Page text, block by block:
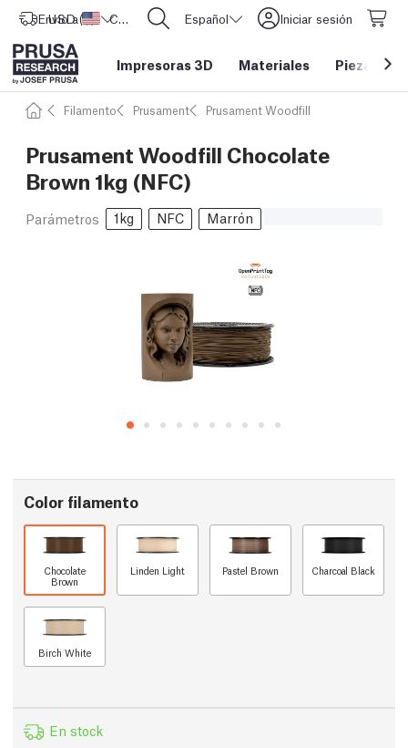
Envío a Estados Unidos
USD ($) CORE One L: ¡Ya disponible! Español Iniciar sesión
Impresoras 3D Materiales Piezas y
Filamento Prusament Prusament Woodfill
Prusament Woodfill Chocolate
Brown 1kg (NFC)
Parámetros 1kg NFC Marrón
Color filamento
Chocolate
Brown
Linden Light Pastel Brown Charcoal Black
Birch White
En stock